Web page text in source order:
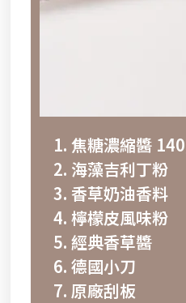
焦糖濃縮醬
海藻吉利丁粉
香草奶油香料
檸檬皮風味粉
經典香草醬
德國小刀
原廠刮板